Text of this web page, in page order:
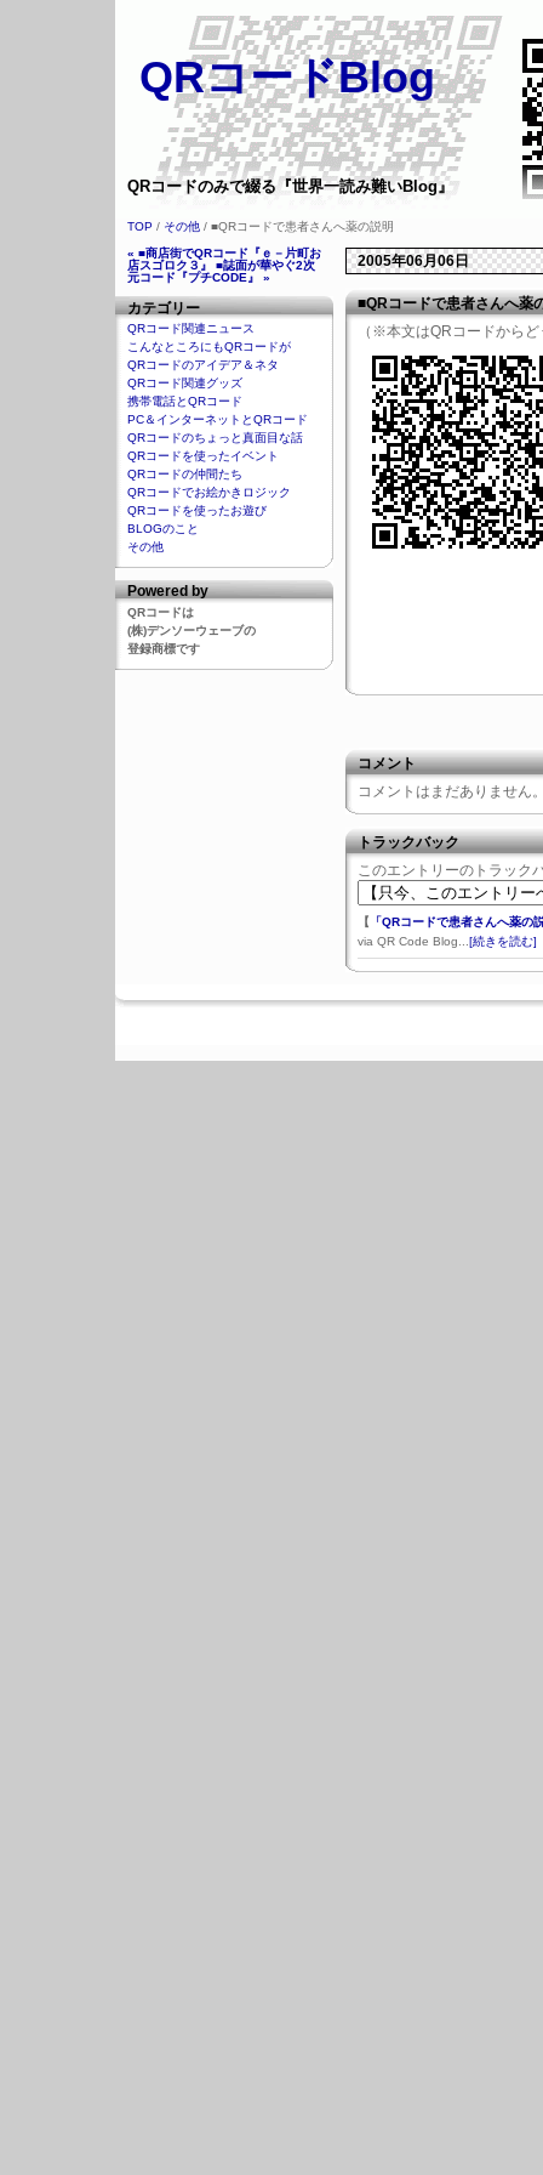
QRコードBlog
QRコードのみで綴る『世界一読み難いBlog』
TOP / その他 / ■QRコードで患者さんへ薬の説明
2005年06月06日
■QRコードで患者さんへ薬
（※本文はQRコードから
コメント
コメントはまだありません
トラックバック
このエントリーのトラック
【 「QRコードで患者さんへ薬の
via QR Code Blog... [続きを読む]
« ■商店街でQRコード『ｅ－片町お
店スゴロク３』
■誌面が華やぐ2次
元コード『プチCODE』 »
カテゴリー
QRコード関連ニュース
こんなところにもQRコードが
QRコードのアイデア＆ネタ
QRコード関連グッズ
携帯電話とQRコード
PC＆インターネットとQRコード
QRコードのちょっと真面目な話
QRコードを使ったイベント
QRコードの仲間たち
QRコードでお絵かきロジック
QRコードを使ったお遊び
BLOGのこと
その他
Powered by
QRコードは
(株)デンソーウェーブの
登録商標です